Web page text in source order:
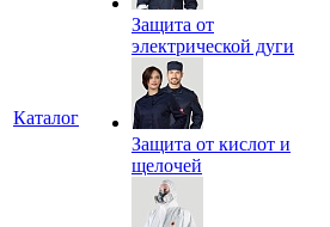
Каталог
Защита от
электрической дуги
Защита от кислот и
щелочей